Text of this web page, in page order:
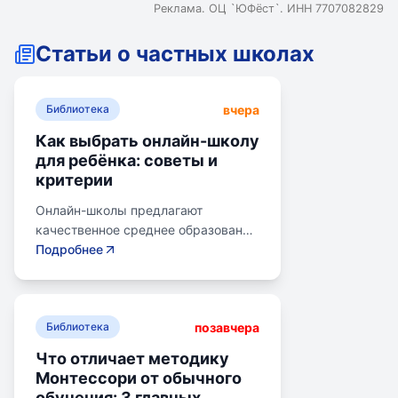
Реклама. ОЦ `ЮФёст`. ИНН 7707082829
Статьи о частных школах
Библиотека вчера
Как выбрать онлайн-школу
для ребёнка: советы и
критерии
Онлайн-школы предлагают
качественное среднее образование
без привязки к району. Важно
предпочитаемую нагрузку. Важно
получить аттестат для поступления
в университет или колледж.
Подробнее
Библиотека позавчера
Что отличает методику
Монтессори от обычного